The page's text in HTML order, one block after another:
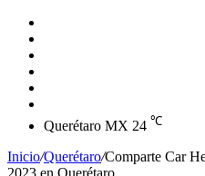
Querétaro MX 24 ℃
Inicio/Querétaro/Comparte Car